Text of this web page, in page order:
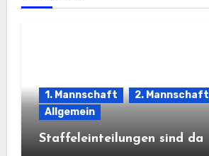
1. Mannschaft
2. Mannschaft
Allgemein
Staffeleinteilungen sind da